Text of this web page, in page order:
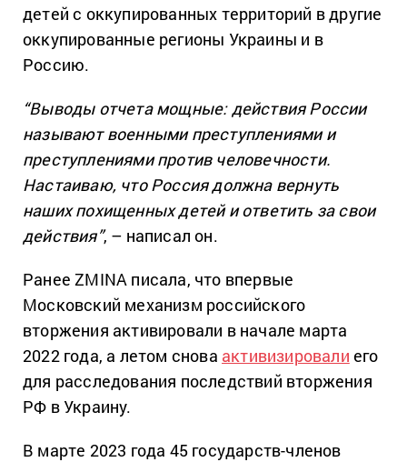
детей с оккупированных территорий в другие
оккупированные регионы Украины и в
Россию.
“Выводы отчета мощные: действия России
называют военными преступлениями и
преступлениями против человечности.
Настаиваю, что Россия должна вернуть
наших похищенных детей и ответить за свои
действия”, – написал он.
Ранее ZMINA писала, что впервые
Московский механизм российского
вторжения активировали в начале марта
2022 года, а летом снова активизировали его
для расследования последствий вторжения
РФ в Украину.
В марте 2023 года 45 государств-членов